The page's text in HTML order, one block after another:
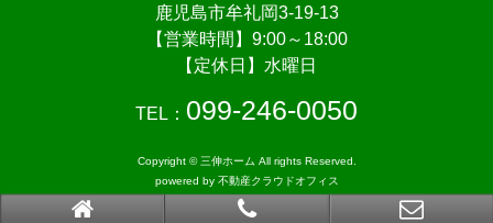
鹿児島市牟礼岡3-19-13
【営業時間】9:00～18:00
【定休日】水曜日
TEL： 099-246-0050
Copyright © 三伸ホーム All rights Reserved.
powered by 不動産クラウドオフィス